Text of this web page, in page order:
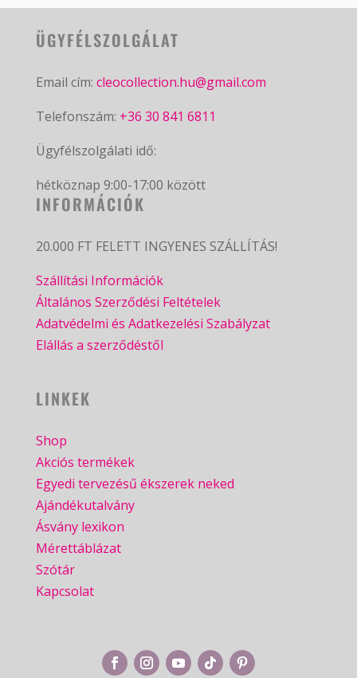
ÜGYFÉLSZOLGÁLAT
Email cím: cleocollection.hu@gmail.com
Telefonszám: +36 30 841 6811
Ügyfélszolgálati idő:
hétköznap 9:00-17:00 között
INFORMÁCIÓK
20.000 FT FELETT INGYENES SZÁLLÍTÁS!
Szállítási Információk
Általános Szerződési Feltételek
Adatvédelmi és Adatkezelési Szabályzat
Elállás a szerződéstől
LINKEK
Shop
Akciós termékek
Egyedi tervezésű ékszerek neked
Ajándékutalvány
Ásvány lexikon
Mérettáblázat
Szótár
Kapcsolat